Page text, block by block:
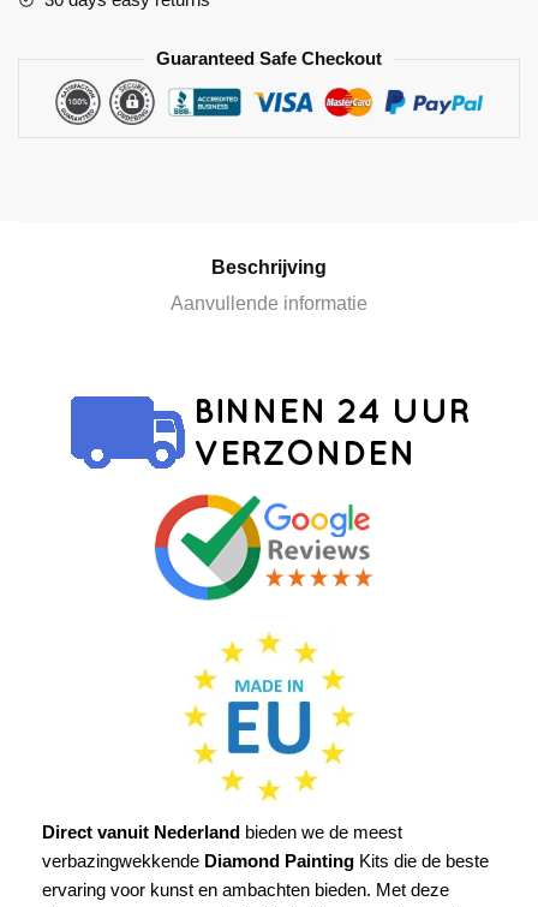
e
Guaranteed Safe Checkout
Beschrijving
Aanvullende informatie
Direct vanuit Nederland bieden we de meest
verbazingwekkende Diamond Painting Kits die de beste
ervaring voor kunst en ambachten bieden. Met deze